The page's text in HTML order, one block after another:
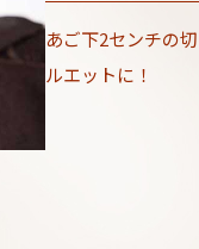
あご下2センチの
ルエットに！